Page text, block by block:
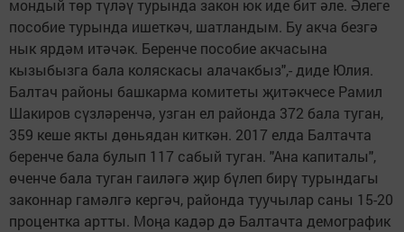
мондый төр түләү турында закон юк иде бит әле. Әлеге
пособие турында ишеткәч, шатландым. Бу акча безгә
нык ярдәм итәчәк. Беренче пособие акчасына
кызыбызга бала коляскасы алачакбыз",- диде Юлия.
Балтач районы башкарма комитеты җитәкчесе Рамил
Шакиров сүзләренчә, узган ел районда 372 бала туган,
359 кеше якты дөньядан киткән. 2017 елда Балтачта
беренче бала булып 117 сабый туган. "Ана капиталы",
өченче бала туган гаиләгә җир бүлеп бирү турындагы
законнар гамәлгә кергәч, районда туучылар саны 15-20
процентка артты. Моңа кадәр дә Балтачта демографик